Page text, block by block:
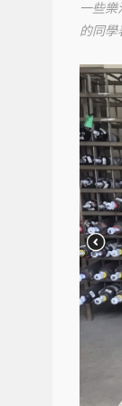
一些
的同學